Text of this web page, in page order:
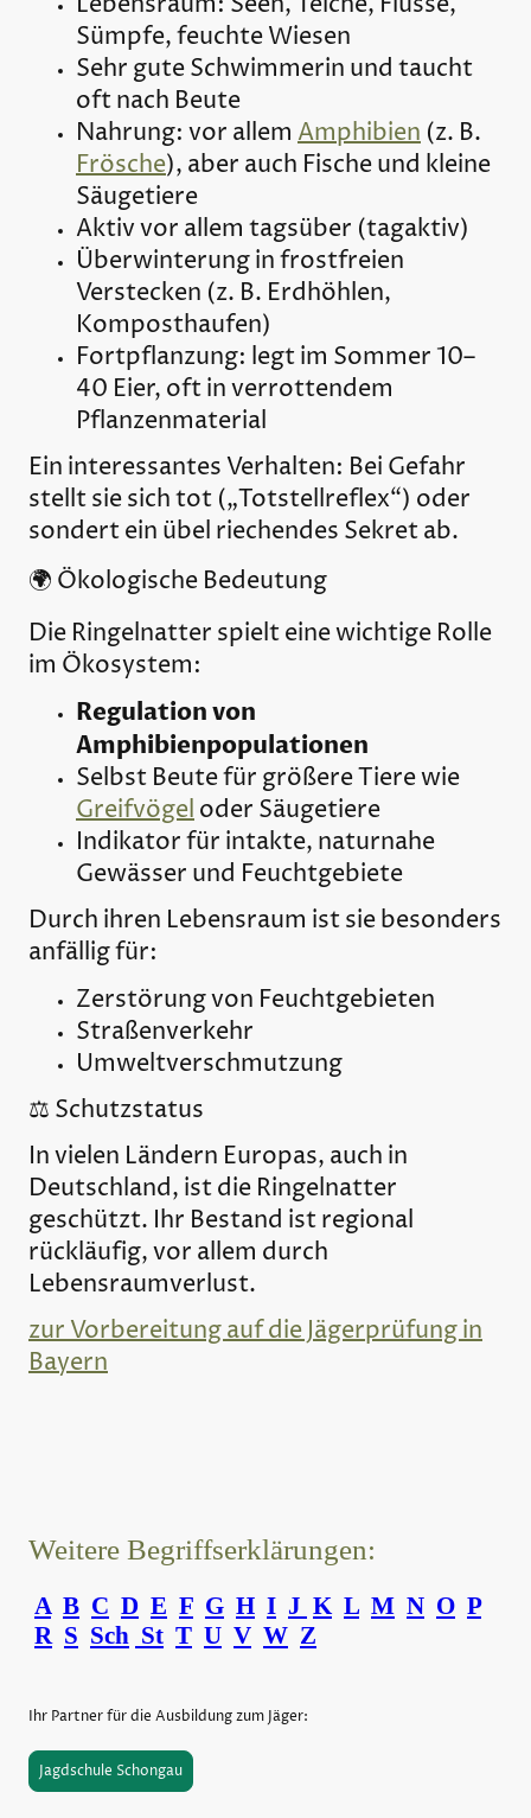
Sümpfe, feuchte Wiesen
Sehr gute Schwimmerin und taucht
oft nach Beute
Nahrung: vor allem Amphibien (z. B.
Frösche), aber auch Fische und kleine
Säugetiere
Aktiv vor allem tagsüber (tagaktiv)
Überwinterung in frostfreien
Verstecken (z. B. Erdhöhlen,
Komposthaufen)
Fortpflanzung: legt im Sommer 10–
40 Eier, oft in verrottendem
Pflanzenmaterial
Ein interessantes Verhalten: Bei Gefahr
stellt sie sich tot („Totstellreflex“) oder
sondert ein übel riechendes Sekret ab.
🌍 Ökologische Bedeutung
Die Ringelnatter spielt eine wichtige Rolle
im Ökosystem:
Regulation von
Amphibienpopulationen
Selbst Beute für größere Tiere wie
Greifvögeloder Säugetiere
Indikator für intakte, naturnahe
Gewässer und Feuchtgebiete
Durch ihren Lebensraum ist sie besonders
anfällig für:
Zerstörung von Feuchtgebieten
Straßenverkehr
Umweltverschmutzung
⚖️ Schutzstatus
In vielen Ländern Europas, auch in
Deutschland, ist die Ringelnatter
geschützt. Ihr Bestand ist regional
rückläufig, vor allem durch
Lebensraumverlust.
zur Vorbereitung auf die Jägerprüfung in
Bayern
Weitere Begriffserklärungen:
A B C D E F G H I J K L M N O P
R S Sch St T U V W Z
Ihr Partner für die Ausbildung zum Jäger:
Jagdschule Schongau